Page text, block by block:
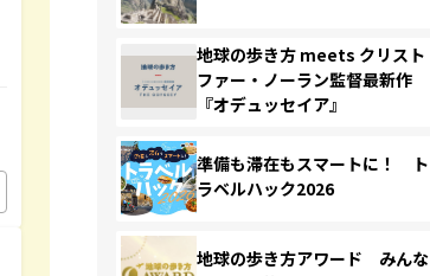
地球の歩き方 meets クリスト
ファー・ノーラン監督最新作
『オデュッセイア』
準備も滞在もスマートに！ ト
ラベルハック2026
地球の歩き方アワード みんな